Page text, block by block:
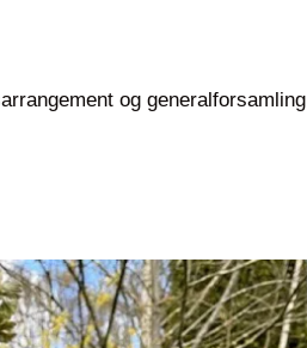
og generalforsamling